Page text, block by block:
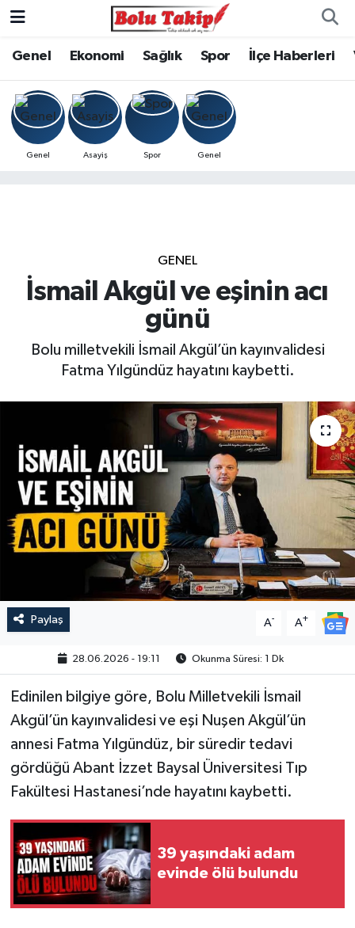
Genel Ekonomi Sağlık Spor İlçe Haberleri
Genel Asayiş Spor Genel
GENEL
İsmail Akgül ve eşinin acı
günü
Bolu milletvekili İsmail Akgül’ün kayınvalidesi
Fatma Yılgündüz hayatını kaybetti.
Paylaş A- A+
28.06.2026 - 19:11 Okunma Süresi: 1 Dk
Edinilen bilgiye göre, Bolu Milletvekili İsmail
Akgül’ün kayınvalidesi ve eşi Nuşen Akgül’ün
annesi Fatma Yılgündüz, bir süredir tedavi
gördüğü Abant İzzet Baysal Üniversitesi Tıp
Fakültesi Hastanesi’nde hayatını kaybetti.
39 yaşındaki adam
evinde ölü bulundu